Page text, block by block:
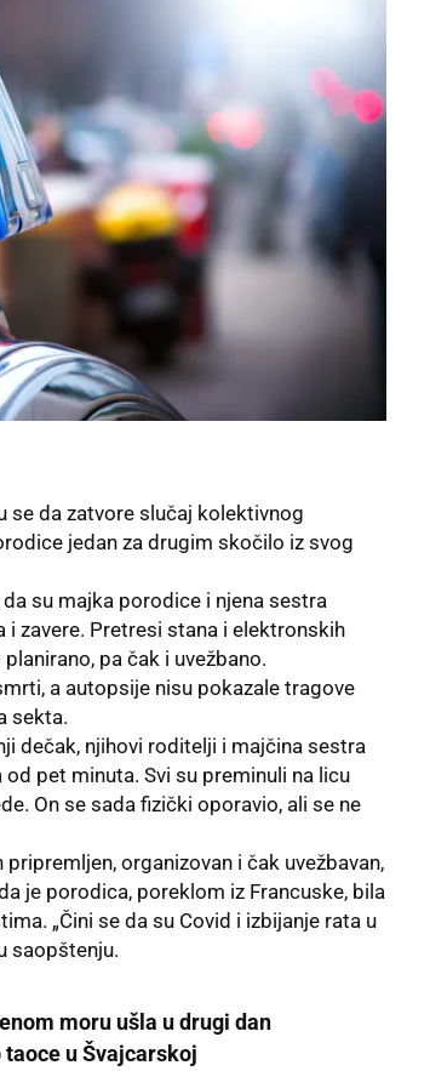
se da zatvore slučaj kolektivnog
jedan za drugim skočilo iz svog
su majka porodice i njena sestra
i zavere. Pretresi stana i elektronskih
pa čak i uvežbano.
a autopsije nisu pokazale tragove
sekta.
dečak, njihovi roditelji i majčina sestra
pet minuta. Svi su preminuli na licu
On se sada fizički oporavio, ali se ne
organizovan i čak uvežbavan,
je porodica, poreklom iz Francuske, bila
„Čini se da su Covid i izbijanje rata u
saopštenju.
moru ušla u drugi dan
u Švajcarskoj